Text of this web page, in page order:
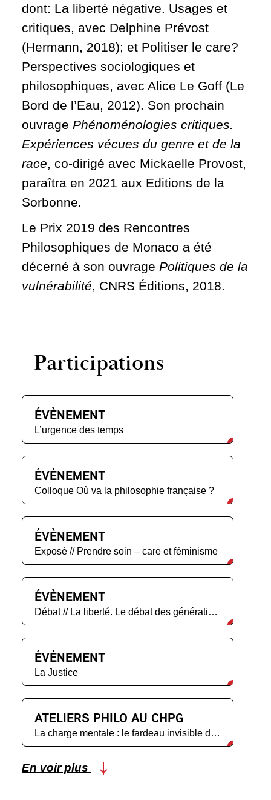
dont: La liberté négative. Usages et
critiques, avec Delphine Prévost
(Hermann, 2018); et Politiser le care?
Perspectives sociologiques et
philosophiques, avec Alice Le Goff (Le
Bord de l’Eau, 2012). Son prochain
ouvrage Phénoménologies critiques.
Expériences vécues du genre et de la
race , co-dirigé avec Mickaelle Provost,
paraîtra en 2021 aux Editions de la
Sorbonne.
Le Prix 2019 des Rencontres
Philosophiques de Monaco a été
décerné à son ouvrage Politiques de la
vulnérabilité , CNRS Éditions, 2018.
Participations
ÉVÈNEMENT
L’urgence des temps
ÉVÈNEMENT
Colloque Où va la philosophie française ?
ÉVÈNEMENT
Exposé // Prendre soin – care et féminisme
ÉVÈNEMENT
Débat // La liberté. Le débat des générations futures
ÉVÈNEMENT
La Justice
ATELIERS PHILO AU CHPG
La charge mentale : le fardeau invisible des mères
En voir plus